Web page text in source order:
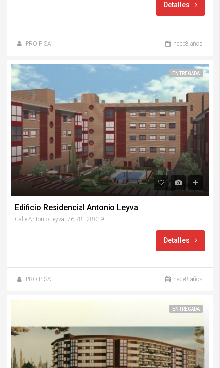
Detalles
PROIPISA hace8 años
ENTREGADA
Edificio Residencial Antonio Leyva
Calle Antonio Leyva, 76-78 - 28019
Detalles
PROIPISA hace8 años
ENTREGADA